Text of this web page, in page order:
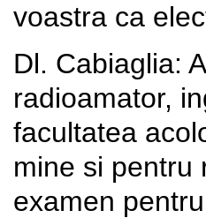
voastra ca
Dl. Cabiaglia:
radioamator,
facultatea
mine si pentru
examen